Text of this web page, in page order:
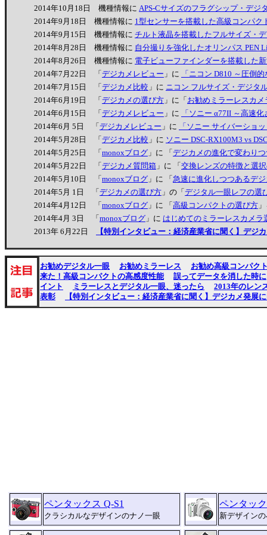
2014年10月18日 機種情報に APS-Cサイズのフラグシップ・デジ
2014年9月18日 機種情報に 1型センサーを搭載した高級コンパク
2014年9月15日 機種情報に チルト液晶を搭載したフルサイズ・
2014年8月28日 機種情報に 自分撮りを強化したオリンパス PEN
2014年8月26日 機種情報に 電子ビューファインダーを搭載した
2014年7月22日 「 デジカメレビュー 」に
「ニコン D810 ～圧倒
2014年7月15日 「 デジカメ比較 」に ニコン フルサイズ・デジタ
2014年6月19日 「 デジカメの選び方 」に「 お勧めミラーレスカメ
2014年6月15日 「 デジカメレビュー 」に
「ソニー α77II ～高速
2014年6月 5日 「 デジカメレビュー 」に
「ソニー サイバーショ
2014年5月28日 「 デジカメ比較 」に ソニー DSC-RX100M3 vs
2014年5月25日 「 monoxブログ 」に 「 デジカメの進化で変わり
2014年5月22日 「 デジカメ質問箱 」に 「 交換レンズの特徴と選
2014年5月10日 「 monoxブログ 」に 「 急速に進化しつつあるデ
2014年5月 1日 「 デジカメの選び方 」の「 デジタル一眼レフの選
2014年4月12日 「 monoxブログ 」に 「 高級コンパクトの選び方
2014年4月 3日 「 monoxブログ 」に はじめてのミラーレスカメ
2013年 6月22日
【特別インタビュー：経済産業省に聞く】デジ
お勧めデジタル一眼 お勧めミラーレス
お勧め高級コンパク
来た！高級コンパクトの高感度性能
誤ってデータを消した時に
イント
ミラーレスとデジタル一眼、迷ったら
2013年のレン
表彰
【特別インタビュー：経済産業省に聞く】デジカメ発展
ペンタックス Q-S1
クラシカルなデザインのナノ一眼
ペンタッ
新デザイン